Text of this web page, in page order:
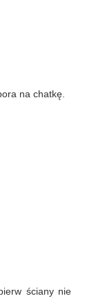
na chatkę.
ściany nie